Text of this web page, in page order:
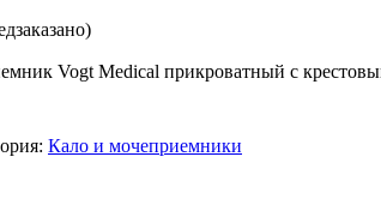
Vogt Medical прикроватный с
Кало и мочеприемники